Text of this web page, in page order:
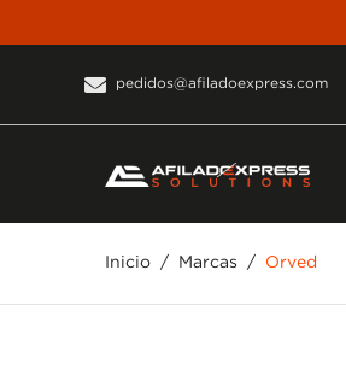
pedidos@afiladoexpress.com
Inicio Marcas Orved